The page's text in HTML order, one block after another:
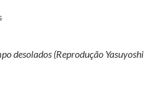
desolados (Reprodução Yasuyoshi